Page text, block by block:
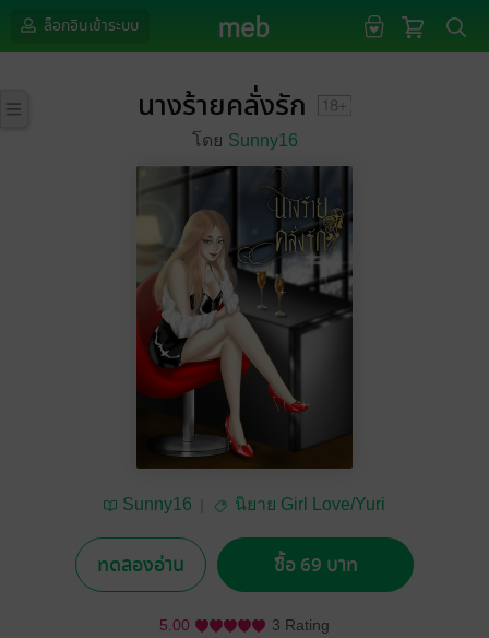
ล็อกอินเข้าระบบ
นางร้ายคลั่งรัก
โดย Sunny16
Sunny16 นิยาย Girl Love/Yuri
ทดลองอ่าน ซื้อ 69 บาท
5.00 3 Rating